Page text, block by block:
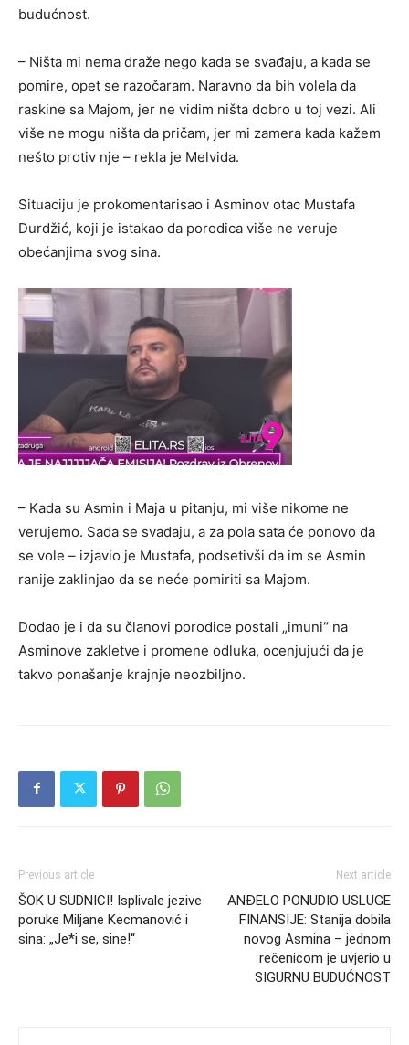
budućnost.
– Ništa mi nema draže nego kada se svađaju, a kada se
pomire, opet se razočaram. Naravno da bih volela da
raskine sa Majom, jer ne vidim ništa dobro u toj vezi. Ali
više ne mogu ništa da pričam, jer mi zamera kada kažem
nešto protiv nje – rekla je Melvida.
Situaciju je prokomentarisao i Asminov otac Mustafa
Durdžić, koji je istakao da porodica više ne veruje
obećanjima svog sina.
– Kada su Asmin i Maja u pitanju, mi više nikome ne
verujemo. Sada se svađaju, a za pola sata će ponovo da
se vole – izjavio je Mustafa, podsetivši da im se Asmin
ranije zaklinjao da se neće pomiriti sa Majom.
Dodao je i da su članovi porodice postali „imuni“ na
Asminove zakletve i promene odluka, ocenjujući da je
takvo ponašanje krajnje neozbiljno.
Previous article
ŠOK U SUDNICI! Isplivale jezive
poruke Miljane Kecmanović i
sina: „Je*i se, sine!“
Next article
ANĐELO PONUDIO USLUGE
FINANSIJE: Stanija dobila
novog Asmina – jednom
rečenicom je uvjerio u
SIGURNU BUDUĆNOST